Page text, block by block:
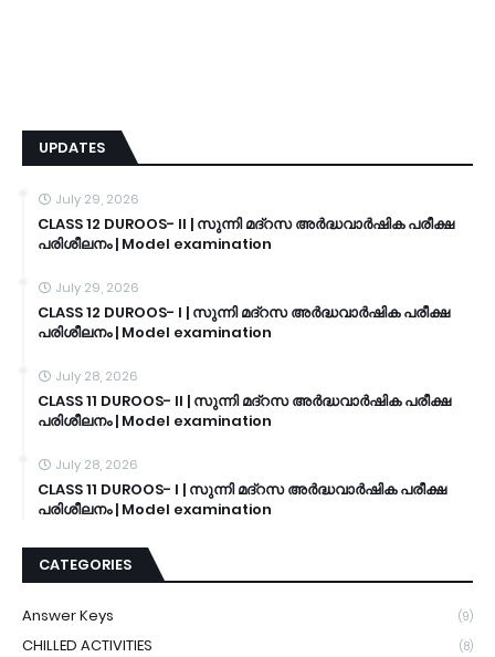
UPDATES
July 29, 2026
CLASS 12 DUROOS- II | സുന്നി മദ്റസ അർദ്ധവാർഷിക പരീക്ഷ
പരിശീലനം | Model examination
July 29, 2026
CLASS 12 DUROOS- I | സുന്നി മദ്റസ അർദ്ധവാർഷിക പരീക്ഷ
പരിശീലനം | Model examination
July 28, 2026
CLASS 11 DUROOS- II | സുന്നി മദ്റസ അർദ്ധവാർഷിക പരീക്ഷ
പരിശീലനം | Model examination
July 28, 2026
CLASS 11 DUROOS- I | സുന്നി മദ്റസ അർദ്ധവാർഷിക പരീക്ഷ
പരിശീലനം | Model examination
CATEGORIES
Answer Keys (9)
CHILLED ACTIVITIES (8)